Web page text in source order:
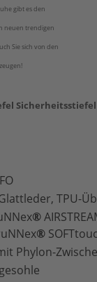
gibt es den
neuen trendigen
Sie sich von den
Sicherheitsstiefel
TPU-
®
®
Phylon-